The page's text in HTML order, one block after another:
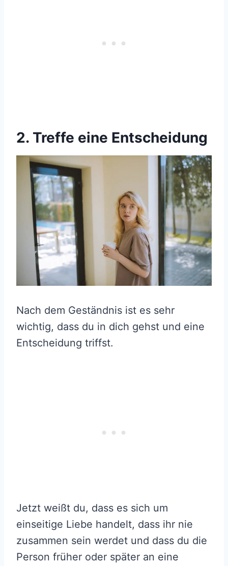
2. Treffe eine Entscheidung
Nach dem Geständnis ist es sehr
wichtig, dass du in dich gehst und eine
Entscheidung triffst.
Jetzt weißt du, dass es sich um
einseitige Liebe handelt, dass ihr nie
zusammen sein werdet und dass du die
Person früher oder später an eine